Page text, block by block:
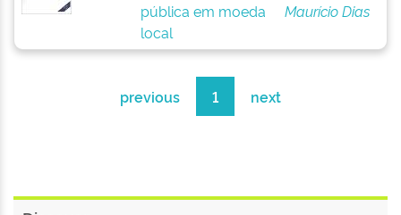
pública em moeda
local
Maurício Dias
previous 1 next